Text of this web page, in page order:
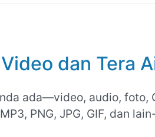
dan Tera
ada—video, audio,
PNG, JPG, GIF, dan